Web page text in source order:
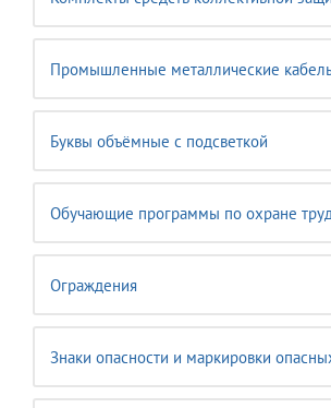
Промышленные металлические
Буквы объёмные с подсветкой
Обучающие программы по охране
Ограждения
Знаки опасности и маркировки